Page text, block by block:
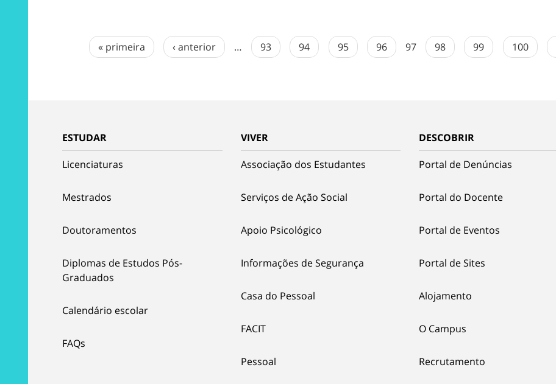
« primeira ‹ anterior … 93 94 95 96 97 98 99 100
ESTUDAR
Licenciaturas
Mestrados
Doutoramentos
Diplomas de Estudos Pós-
Graduados
Calendário escolar
FAQs
VIVER
Associação dos Estudantes
Serviços de Ação Social
Apoio Psicológico
Informações de Segurança
Casa do Pessoal
FACIT
Pessoal
DESCOBRIR
Portal de Denúncias
Portal do Docente
Portal de Eventos
Portal de Sites
Alojamento
O Campus
Recrutamento